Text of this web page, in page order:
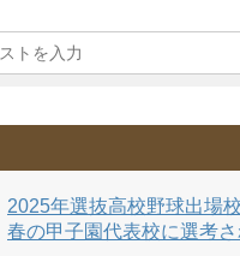
2025年選抜高校野球出場
春の甲子園代表校に選考